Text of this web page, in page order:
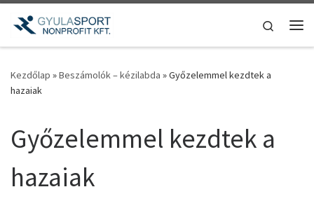
Teljes tartalom megjelenítése
Search
Kezdőlap »Beszámolók – kézilabda »Győzelemmel kezdtek a
hazaiak
Győzelemmel kezdtek a
hazaiak